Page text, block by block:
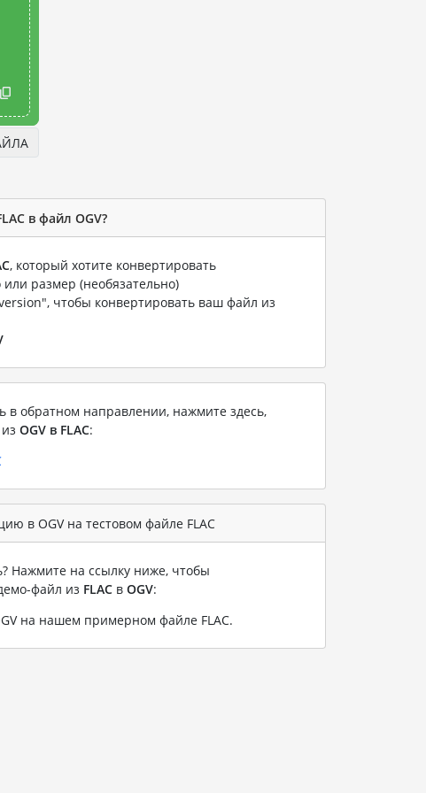
в файл OGV?
, который хотите конвертировать
размер (необязательно)
чтобы конвертировать ваш файл из
в обратном направлении, нажмите здесь,
OGV в FLAC:
в OGV на тестовом файле FLAC
Нажмите на ссылку ниже, чтобы
файл из FLAC в OGV:
на нашем примерном файле FLAC.